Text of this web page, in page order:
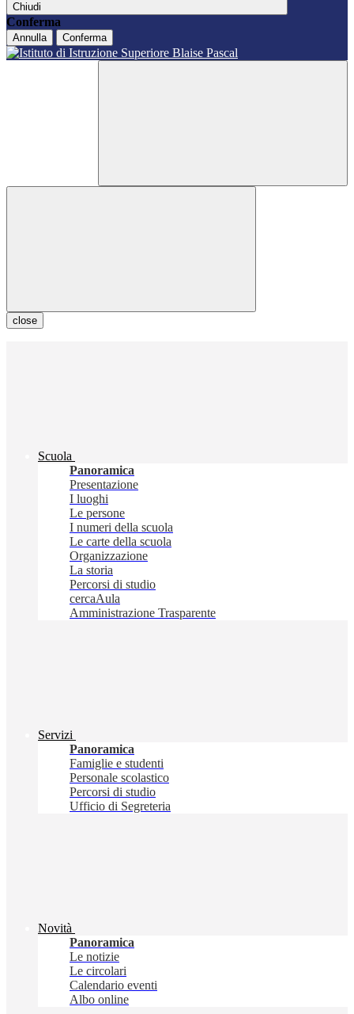
Chiudi
Conferma
Annulla Conferma
close
Scuola
Panoramica
Presentazione
I luoghi
Le persone
I numeri della scuola
Le carte della scuola
Organizzazione
La storia
Percorsi di studio
cercaAula
Amministrazione Trasparente
Servizi
Panoramica
Famiglie e studenti
Personale scolastico
Percorsi di studio
Ufficio di Segreteria
Novità
Panoramica
Le notizie
Le circolari
Calendario eventi
Albo online